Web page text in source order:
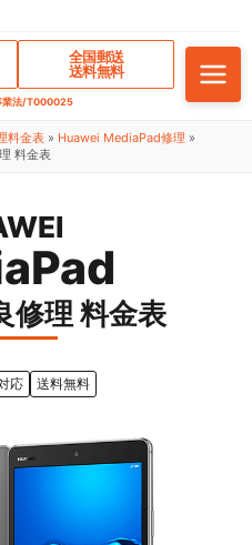
全国郵送
送料無料
業法/T000025
料金表 » Huawei MediaPad修理 »
料金表
修理 料金表
応 送料無料